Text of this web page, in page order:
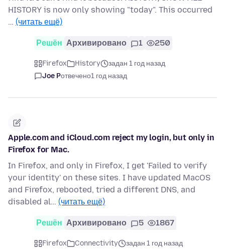
HISTORY is now only showing "today". This occurred
… (читать ещё)
Решён Архивировано 1 250
Firefox History
задан 1 год назад
Joe Pотвечено1 год назад
Apple.com and iCloud.com reject my login, but only in
Firefox for Mac.
In Firefox, and only in Firefox, I get 'Failed to verify
your identity' on these sites. I have updated MacOS
and Firefox, rebooted, tried a different DNS, and
disabled al… (читать ещё)
Решён Архивировано 5 1867
Firefox Connectivity
задан 1 год назад